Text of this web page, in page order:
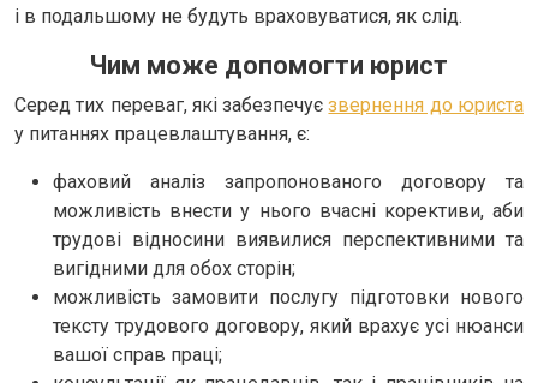
і в подальшому не будуть враховуватися, як слід.
Чим може допомогти юрист
Серед тих переваг, які забезпечуєзвернення до юриста
у питаннях працевлаштування, є:
фаховий аналіз запропонованого договору та
можливість внести у нього вчасні корективи, аби
трудові відносини виявилися перспективними та
вигідними для обох сторін;
можливість замовити послугу підготовки нового
тексту трудового договору, який врахує усі нюанси
вашої справ праці;